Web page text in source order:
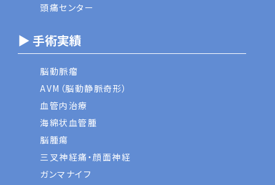
頭痛センター
▶ 手術実績
脳動脈瘤
AVM（脳動静脈奇形）
血管内治療
海綿状血管腫
脳腫瘍
三叉神経痛・顔面神経
ガンマナイフ